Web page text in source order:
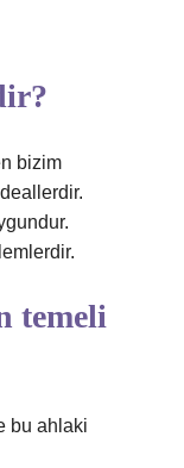
bizim
temeli
bu ahlaki